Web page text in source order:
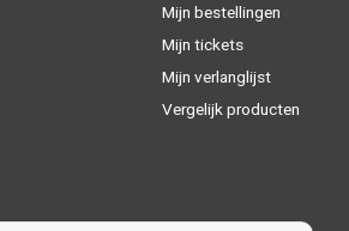
Mijn bestellingen
Mijn tickets
Mijn verlanglijst
Vergelijk producten